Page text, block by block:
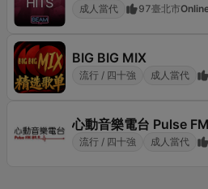
成人當代 97臺北市
BIG BIG MIX
流行 / 四十強 成人當代
心動音樂電台 Pulse
流行 / 四十強 成人當代